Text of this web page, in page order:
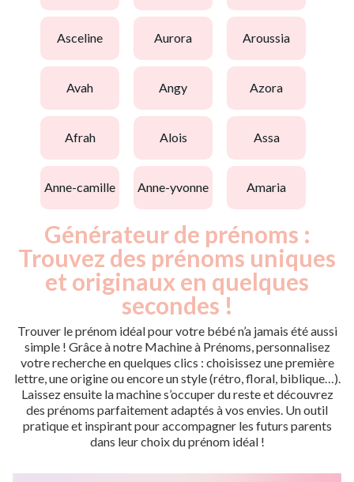
asceline aurora aroussia
avah angy azora
afrah alois assa
anne-camille anne-yvonne amaria
Générateur de prénoms :
Trouvez des prénoms uniques
et originaux en quelques
secondes !
Trouver le prénom idéal pour votre bébé n’a jamais été aussi
simple ! Grâce à notre Machine à Prénoms, personnalisez
votre recherche en quelques clics : choisissez une première
lettre, une origine ou encore un style (rétro, floral, biblique…).
Laissez ensuite la machine s’occuper du reste et découvrez
des prénoms parfaitement adaptés à vos envies. Un outil
pratique et inspirant pour accompagner les futurs parents
dans leur choix du prénom idéal !